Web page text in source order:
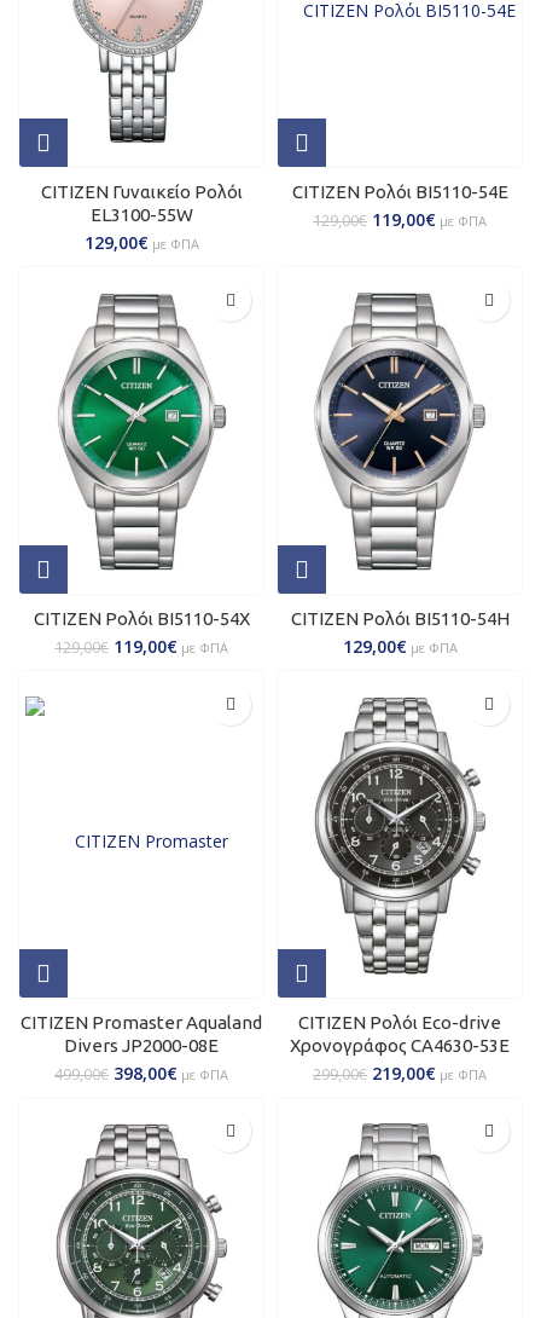
CITIZEN Γυναικείο Ρολόι
ΕL3100-55W
129,00€με ΦΠΑ
CITIZEN Ρολόι BI5110-54E
129,00€ 119,00€ με ΦΠΑ
CITIZEN Ρολόι BI5110-54X
129,00€ 119,00€ με ΦΠΑ
CITIZEN Ρολόι BI5110-54H
129,00€με ΦΠΑ
CITIZEN Promaster Aqualand
Divers JP2000-08E
499,00€ 398,00€ με ΦΠΑ
CITIZEN Ρολόι Eco-drive
Χρονογράφος CA4630-53E
299,00€ 219,00€ με ΦΠΑ